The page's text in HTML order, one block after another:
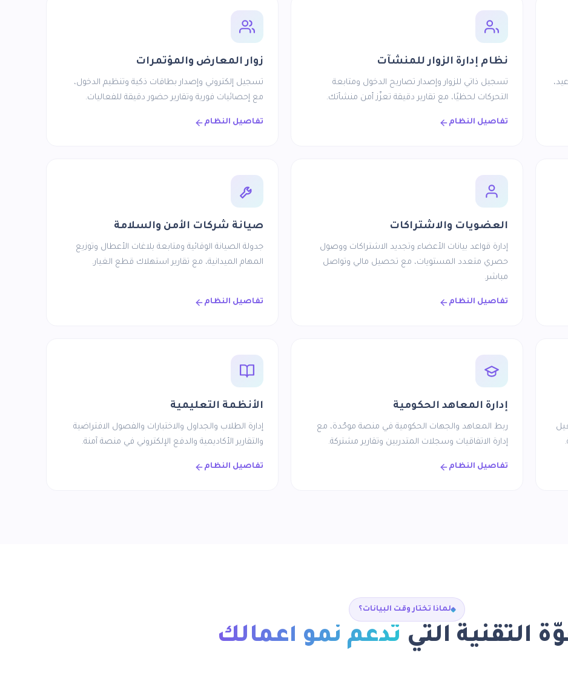
نظام إدارة الزوار للمنشآت
تسجيل ذاتي للزوار وإصدار تصاريح الدخول ومتابعة
التحركات لحظيًا، مع تقارير دقيقة تعزّز أمن منشأتك.
تفاصيل النظام
زوار المعارض والمؤتمرات
تسجيل إلكتروني وإصدار بطاقات ذكية وتنظيم الدخول،
مع إحصائيات فورية وتقارير حضور دقيقة للفعاليات.
تفاصيل النظام
العضويات والاشتراكات
إدارة قواعد بيانات الأعضاء وتجديد الاشتراكات ووصول
حصري متعدد المستويات، مع تحصيل مالي وتواصل
مباشر.
تفاصيل النظام
صيانة شركات الأمن والسلامة
جدولة الصيانة الوقائية ومتابعة بلاغات الأعطال وتوزيع
المهام الميدانية، مع تقارير استهلاك قطع الغيار.
تفاصيل النظام
إدارة المعاهد الحكومية
ربط المعاهد والجهات الحكومية في منصة موحّدة، مع
إدارة الاتفاقيات وسجلات المتدربين وتقارير مشتركة.
تفاصيل النظام
الأنظمة التعليمية
إدارة الطلاب والجداول والاختبارات والفصول الافتراضية
والتقارير الأكاديمية والدفع الإلكتروني في منصة آمنة.
تفاصيل النظام
لماذا تختار وقت البيانات؟
التقنية التي تدعم نمو أعمالك